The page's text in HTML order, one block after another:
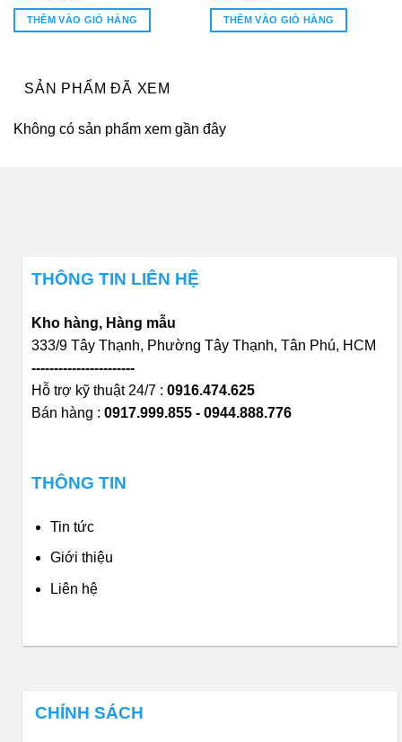
THÊM VÀO GIỎ HÀNG THÊM VÀO GIỎ HÀNG
SẢN PHẨM ĐÃ XEM
Không có sản phẩm xem gần đây
THÔNG TIN LIÊN HỆ
Kho hàng, Hàng mẫu
333/9 Tây Thạnh, Phường Tây Thạnh, Tân Phú, HCM
-----------------------
Hỗ trợ kỹ thuật 24/7 : 0916.474.625
Bán hàng : 0917.999.855 - 0944.888.776
THÔNG TIN
Tin tức
Giới thiệu
Liên hệ
CHÍNH SÁCH